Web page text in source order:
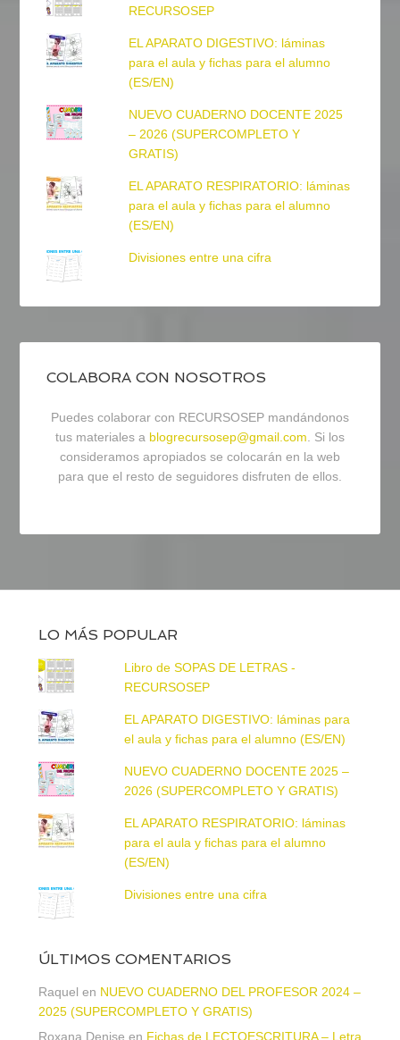
RECURSOSEP
EL APARATO DIGESTIVO: láminas
para el aula y fichas para el alumno
(ES/EN)
NUEVO CUADERNO DOCENTE 2025
– 2026 (SUPERCOMPLETO Y
GRATIS)
EL APARATO RESPIRATORIO: láminas
para el aula y fichas para el alumno
(ES/EN)
Divisiones entre una cifra
COLABORA CON NOSOTROS
Puedes colaborar con RECURSOSEP mandándonos
tus materiales a blogrecursosep@gmail.com . Si los
consideramos apropiados se colocarán en la web
para que el resto de seguidores disfruten de ellos.
LO MÁS POPULAR
Libro de SOPAS DE LETRAS -
RECURSOSEP
EL APARATO DIGESTIVO: láminas para
el aula y fichas para el alumno (ES/EN)
NUEVO CUADERNO DOCENTE 2025 –
2026 (SUPERCOMPLETO Y GRATIS)
EL APARATO RESPIRATORIO: láminas
para el aula y fichas para el alumno
(ES/EN)
Divisiones entre una cifra
ÚLTIMOS COMENTARIOS
Raquel en NUEVO CUADERNO DEL PROFESOR 2024 –
2025 (SUPERCOMPLETO Y GRATIS)
Roxana Denise en Fichas de LECTOESCRITURA – Letra